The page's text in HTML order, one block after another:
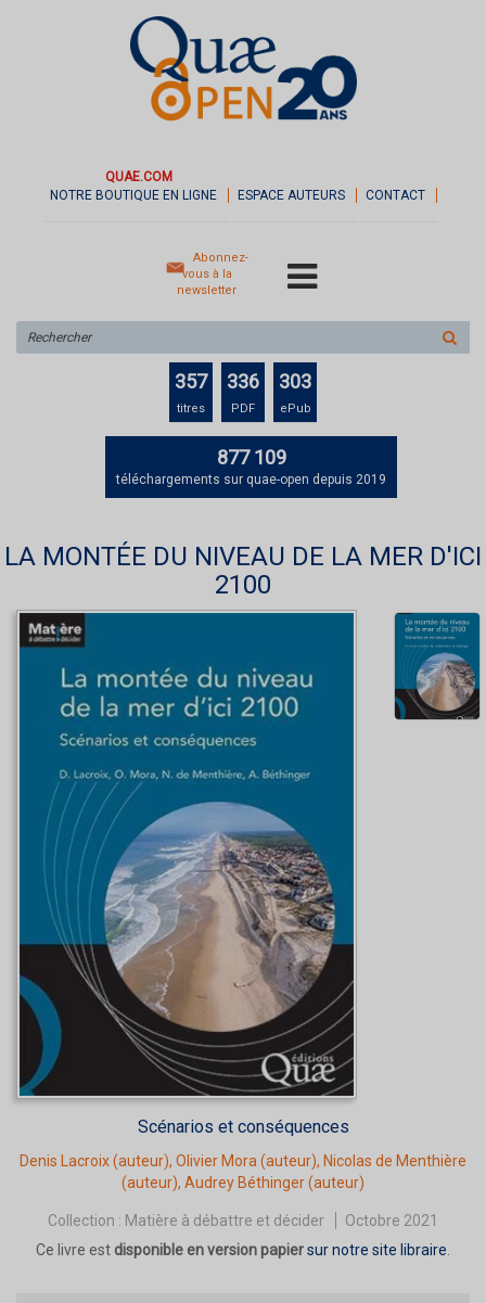
QUAE.COM
NOTRE BOUTIQUE EN LIGNE
ESPACE AUTEURS CONTACT
Abonnez-
vous à la
newsletter
sur
le
357
titres
336
PDF
303
ePub
877 109
téléchargements sur quae-open depuis 2019
LA MONTÉE DU NIVEAU DE LA MER D'ICI
2100
Scénarios et conséquences
Denis Lacroix(auteur), Olivier Mora (auteur), Nicolas de Menthière
(auteur), Audrey Béthinger(auteur)
Collection : Matière à débattre et décider
Octobre 2021
Ce livre est disponible en version papiersur notre site libraire